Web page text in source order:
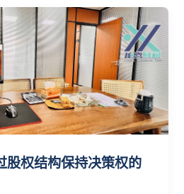
股权结构保持决策权的